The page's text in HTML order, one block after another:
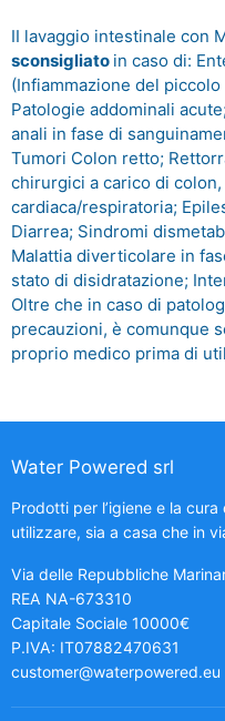
II lavaggio intestinale con
sconsigliato in caso di:
(Infiammazione del
Patologie addominali
anali in fase di
Tumori Colon retto;
chirurgici a carico di
cardiaca/respiratoria;
Diarrea; Sindromi
Malattia diverticolare in
stato di disidratazione;
Oltre che in caso di
precauzioni, è comunque
proprio medico prima di
Water Powered srl
Prodotti per l’igiene e la
utilizzare, sia a casa che in
Via delle Repubbliche
REA NA-673310
Capitale Sociale 10000€
P.IVA: IT07882470631
customer@waterpowered.eu